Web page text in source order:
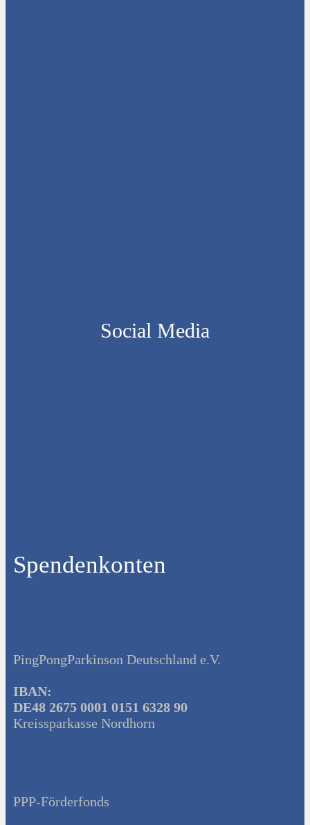
Social Media
Spendenkonten
PingPongParkinson Deutschland e.V.
IBAN:
DE48 2675 0001 0151 6328 90
Kreissparkasse Nordhorn
PPP-Förderfonds